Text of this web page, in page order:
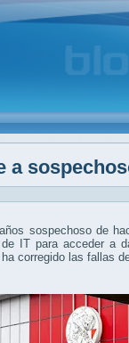
a
sospechoso de
IT para acceder a
corregido las fallas